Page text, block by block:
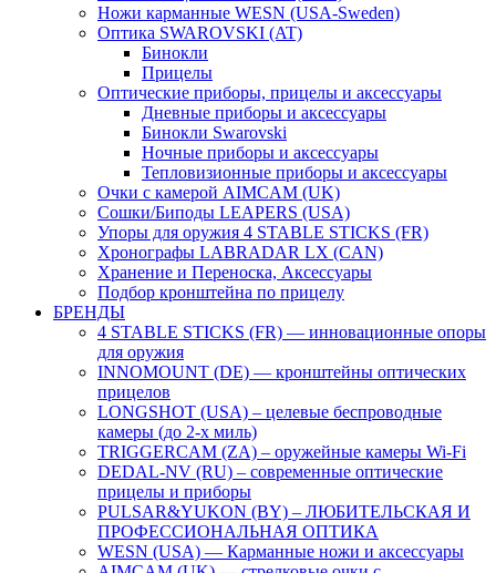
Ножи карманные WESN (USA-Sweden)
Оптика SWAROVSKI (AT)
Бинокли
Прицелы
Оптические приборы, прицелы и аксессуары
Дневные приборы и аксессуары
Бинокли Swarovski
Ночные приборы и аксессуары
Тепловизионные приборы и аксессуары
Очки с камерой AIMCAM (UK)
Сошки/Биподы LEAPERS (USA)
Упоры для оружия 4 STABLE STICKS (FR)
Хронографы LABRADAR LX (CAN)
Хранение и Переноска, Аксессуары
Подбор кронштейна по прицелу
БРЕНДЫ
4 STABLE STICKS (FR) — инновационные опоры
для оружия
INNOMOUNT (DE) — кронштейны оптических
прицелов
LONGSHOT (USA) – целевые беспроводные
камеры (до 2-х миль)
TRIGGERCAM (ZA) – оружейные камеры Wi-Fi
DEDAL-NV (RU) – современные оптические
прицелы и приборы
PULSAR&YUKON (BY) – ЛЮБИТЕЛЬСКАЯ И
ПРОФЕССИОНАЛЬНАЯ ОПТИКА
WESN (USA) — Карманные ножи и аксессуары